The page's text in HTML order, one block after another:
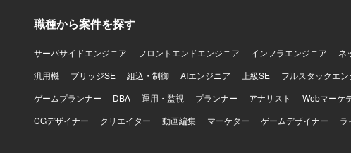
WebLogic、インフ
職種から案件を探す
サーバサイドエンジニア フロントエンドエンジニア インフラエンジニア ネ
汎用機
ブリッジSE 組込・制御 AIエンジニア 上級SE フルスタックエン
ゲームプランナー
DBA 運用・監視 プランナー アナリスト Webマーケ
CGデザイナー
クリエイター 動画編集 マーケター ゲームデザイナー ラ